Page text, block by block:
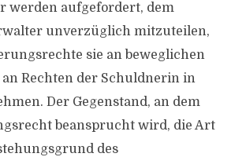
werden aufgefordert, dem
unverzüglich mitzuteilen,
sie an beweglichen
an Rechten der Schuldnerin in
Der Gegenstand, an dem
beansprucht wird, die Art
des